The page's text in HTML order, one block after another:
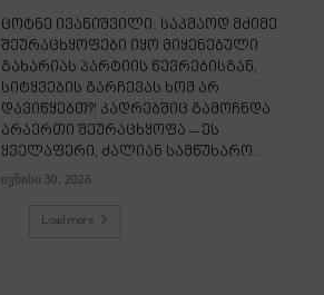
ცოტნე ივანიშვილი: საკმაოდ მძიმე
შეურაცხყოფები იყო მიყენებული
გახარიას პარტიის წევრებისგან,
სიტყვების გარჩევას ხომ არ
დავიწყებთ?! კადრებშიც გამოჩნდა
არაერთი შეურაცხყოფა – ეს
ყველაფერი, ძალიან სამწუხარო...
ივნისი 30, 2026
Load more